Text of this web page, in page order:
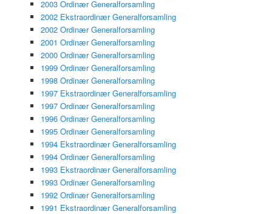
2003 Ordinær Generalforsamling
2002 Ekstraordinær Generalforsamling
2002 Ordinær Generalforsamling
2001 Ordinær Generalforsamling
2000 Ordinær Generalforsamling
1999 Ordinær Generalforsamling
1998 Ordinær Generalforsamling
1997 Ekstraordinær Generalforsamling
1997 Ordinær Generalforsamling
1996 Ordinær Generalforsamling
1995 Ordinær Generalforsamling
1994 Ekstraordinær Generalforsamling
1994 Ordinær Generalforsamling
1993 Ekstraordinær Generalforsamling
1993 Ordinær Generalforsamling
1992 Ordinær Generalforsamling
1991 Ekstraordinær Generalforsamling